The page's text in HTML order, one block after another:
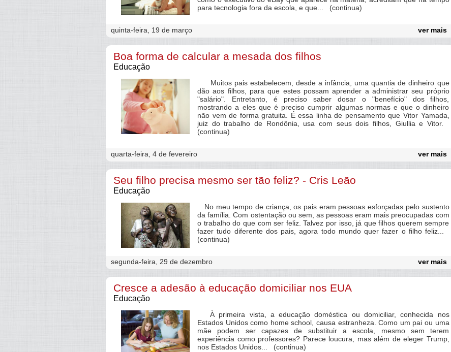
para tecnologia fora da escola, e que... (continua)
quinta-feira, 19 de março ver mais
Boa forma de calcular a mesada dos filhos
Educação
Muitos pais estabelecem, desde a infância, uma quantia de dinheiro que
dão aos filhos, para que estes possam aprender a administrar seu próprio
"salário". Entretanto, é preciso saber dosar o "benefício" dos filhos,
mostrando a eles que é preciso cumprir algumas normas e que o dinheiro
não vem de forma gratuita. É essa linha de pensamento que Vitor Yamada,
juiz do trabalho de Rondônia, usa com seus dois filhos, Giullia e Vitor.
(continua)
quarta-feira, 4 de fevereiro ver mais
Seu filho precisa mesmo ser tão feliz? - Cris Leão
Educação
No meu tempo de criança, os pais eram pessoas esforçadas pelo sustento
da família. Com ostentação ou sem, as pessoas eram mais preocupadas com
o trabalho do que com ser feliz. Talvez por isso, já que filhos querem sempre
fazer tudo diferente dos pais, agora todo mundo quer fazer o filho feliz...
(continua)
segunda-feira, 29 de dezembro ver mais
Cresce a adesão à educação domiciliar nos EUA
Educação
À primeira vista, a educação doméstica ou domiciliar, conhecida nos
Estados Unidos como home school, causa estranheza. Como um pai ou uma
mãe podem ser capazes de substituir a escola, mesmo sem terem
experiência como professores? Parece loucura, mas além de eleger Trump,
nos Estados Unidos... (continua)